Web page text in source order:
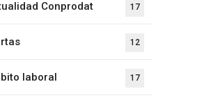
Conprodat 17
12
laboral 17